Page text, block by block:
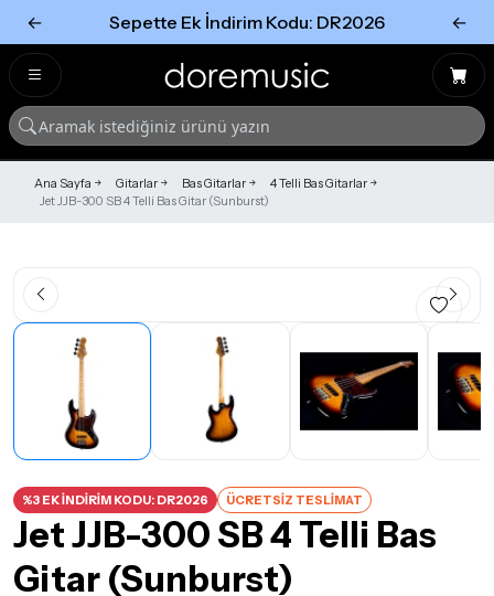
← Sepette Ek İndirim Kodu: DR2026 ←
Ana Sayfa Gitarlar Bas Gitarlar
4 Telli Bas Gitarlar
Jet JJB-300 SB 4 Telli Bas Gitar (Sunburst)
%3 EK İNDİRİM KODU: DR2026 ÜCRETSİZ TESLİMAT
Jet JJB-300 SB 4 Telli Bas
Gitar (Sunburst)
Tümünü Gör
Tümünü gör